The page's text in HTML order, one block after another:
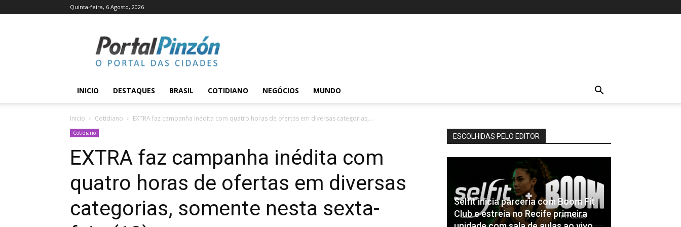
Quinta-feira, 6 Agosto, 2026
Pinzón
INICIO DESTAQUES BRASIL COTIDIANO NEGÓCIOS MUNDO
Inicio Cotidiano EXTRA faz campanha inédita com quatro horas de ofertas em diversas categorias,...
Cotidiano
EXTRA faz campanha inédita com
quatro horas de ofertas em diversas
categorias, somente nesta sexta-
ESCOLHIDAS PELO EDITOR
Selfit inicia parceria com Boom Fit
Club e estreia no Recife primeira